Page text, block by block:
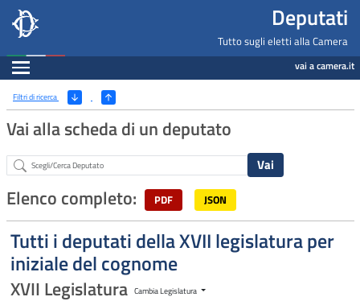
Deputati, Camera dei Deputati -
Salta al contenuto principale
Salta al menu di navigazione Deputati
Tutto sugli eletti alla Camera
Espandi vai a camera.it
Ricerca
Filtri di ricerca (Apri/Chiudi filtri)
Vai alla scheda di un deputato
Abstract
Elenco completo: PDF JSON
Tutti i deputati della XVII legislatura per
iniziale del cognome
XVII Legislatura Cambia Legislatura
Navigazione pagine di servizio
Fine pagina
Salta al contenuto principale
Salta al menu di navigazione
Vai a inizio pagina